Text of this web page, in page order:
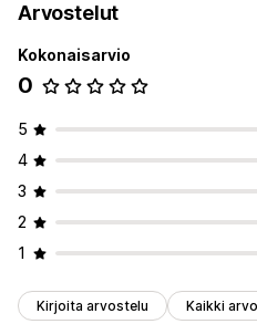
Arvostelut
Kokonaisarvio
0
5
4
3
2
1
Kirjoita arvostelu Kaikki